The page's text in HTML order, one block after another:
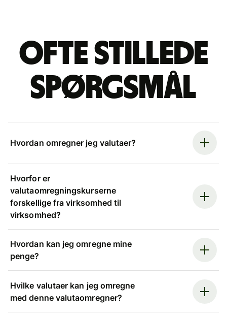
Ofte stillede
spørgsmål
Hvordan omregner jeg valutaer?
Hvorfor er
valutaomregningskurserne
forskellige fra virksomhed til
virksomhed?
Hvordan kan jeg omregne mine
penge?
Hvilke valutaer kan jeg omregne
med denne valutaomregner?